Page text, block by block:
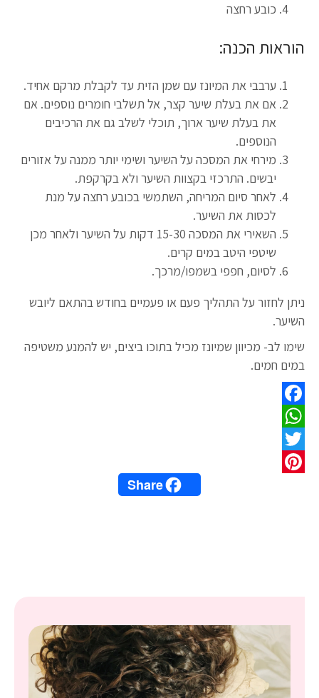
כובע רחצה
הוראות הכנה:
ערבבי את המיונז עם שמן הזית עד לקבלת מרקם אחיד.
אם את בעלת שיער קצר, אל תשלבי חומרים נוספים. אם
את בעלת שיער ארוך, תוכלי לשלב גם את הרכיבים
הנוספים.
מירחי את המסכה על השיער ושימי יותר ממנה על אזורים
יבשים. התרכזי בקצוות השיער ולא בקרקפת.
לאחר סיום המריחה, השתמשי בכובע רחצה על מנת
לכסות את השיער.
השאירי את המסכה 15-30 דקות על השיער ולאחר מכן
שיטפי היטב במים קרים.
לסיום, חפפי בשמפו/מרכך.
ניתן לחזור על התהליך פעם או פעמיים בחודש בהתאם ליובש
השיער.
שימו לב- מכיוון שמיונז מכיל בתוכו ביצים, יש להמנע משטיפה
במים חמים.
Pinterest
Share